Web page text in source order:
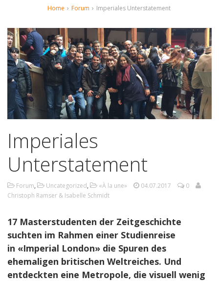
Home › Forum › Imperiales Unterstatement
Imperiales
Unterstatement
Forum, Uncategorized, «À la une» 04.07.2017
0
Christoph Ramser & Isabelle Schmidt
17 Masterstudenten der Zeitgeschichte
suchten im Rahmen einer Studienreise
in «Imperial London» die Spuren des
ehemaligen britischen Weltreiches. Und
entdeckten eine Metropole, die visuell wenig